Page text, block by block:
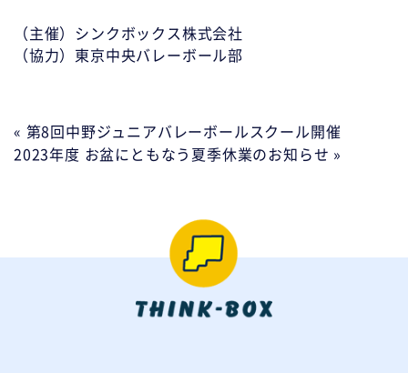
（主催）シンクボックス株式会社
（協力）東京中央バレーボール部
« 第8回中野ジュニアバレーボールスクール開催
2023年度 お盆にともなう夏季休業のお知らせ »